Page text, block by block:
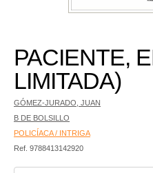
PACIENTE,
LIMITADA)
GÓMEZ-JURADO, JUAN
B DE BOLSILLO
POLICÍACA / INTRIGA
Ref. 9788413142920